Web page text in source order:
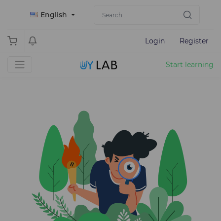
English
Login Register
Start learning